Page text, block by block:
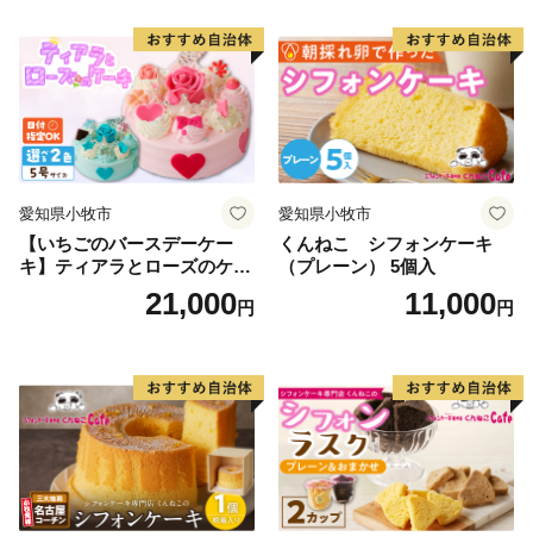
デコレーションケーキ ホー
ルケーキ
愛知県小牧市
【いちごのバースデーケー
キ】ティアラとローズのケー
キ スイーツ デザート 洋菓
子 お取り寄せ 愛知県 小牧市
レーション ホールケーキ 日
時指定可
21,000円
愛知県小牧市
くんねこ シフォンケーキ
（プレーン） 5個入
11,000円